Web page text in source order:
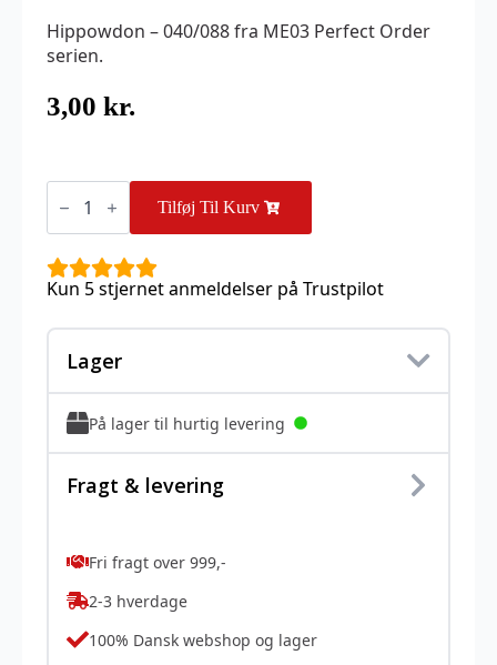
Hippowdon – 040/088 fra ME03 Perfect Order
serien.
3,00 kr.
Hippowdon
antal
Tilføj Til Kurv
Kun 5 stjernet anmeldelser på Trustpilot
Lager
På lager til hurtig levering
Fragt & levering
Fri fragt over 999,-
2-3 hverdage
100% Dansk webshop og lager